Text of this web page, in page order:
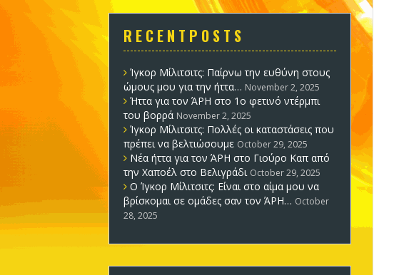
R E C E N T P O S T S
Ίγκορ Μίλιτσιτς: Παίρνω την ευθύνη στους
ώμους μου για την ήττα… November 2, 2025
Ήττα για τον ΆΡΗ στο 1ο φετινό ντέρμπι
του βορρά November 2, 2025
Ίγκορ Μίλιτσιτς: Πολλές οι καταστάσεις που
πρέπει να βελτιώσουμε October 29, 2025
Νέα ήττα για τον ΆΡΗ στο Γιούρο Καπ από
την Χαποέλ στο Βελιγράδι October 29, 2025
Ο Ίγκορ Μίλιτσιτς: Είναι στο αίμα μου να
βρίσκομαι σε ομάδες σαν τον ΆΡΗ… October
28, 2025